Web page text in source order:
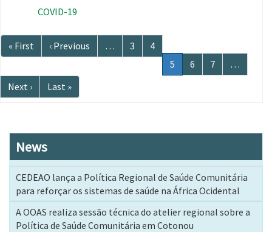
COVID-19
Paginação
Primeira
página
« First
Página
anterior
‹ Previous … Página
3 Página
4
Página
atual
5 Página
6 Página
7
…
Próxima
página
Next ›
Última
página
Last »
News
CEDEAO lança a Política Regional de Saúde Comunitária
para reforçar os sistemas de saúde na África Ocidental
A OOAS realiza sessão técnica do atelier regional sobre a
Política de Saúde Comunitária em Cotonou